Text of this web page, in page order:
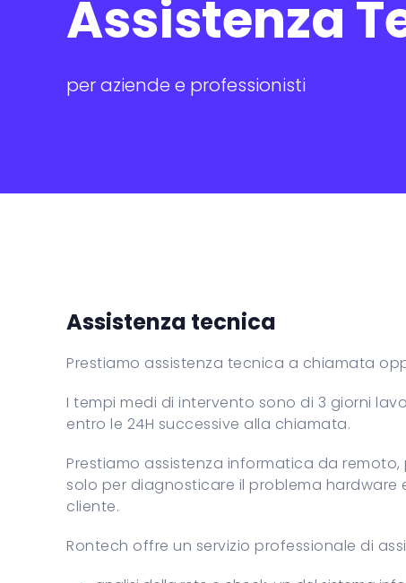
Assistenza
per aziende e professionisti
Assistenza tecnica
Prestiamo assistenza tecnica a chiamata
I tempi medi di intervento sono di 3 giorni
entro le 24H successive alla chiamata.
Prestiamo assistenza informatica da
solo per diagnosticare il problema hardware
cliente.
Rontech offre un servizio professionale di